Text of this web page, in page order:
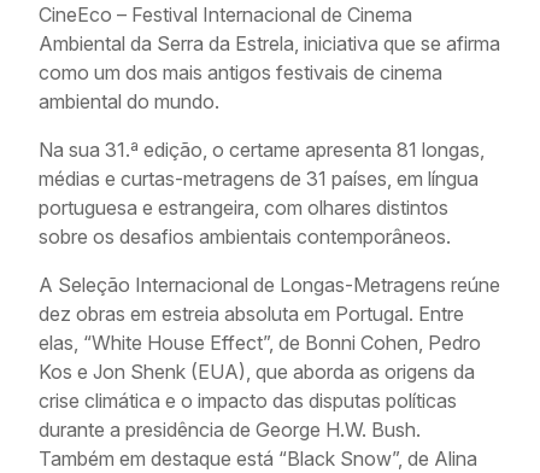
CineEco – Festival Internacional de Cinema
Ambiental da Serra da Estrela, iniciativa que se afirma
como um dos mais antigos festivais de cinema
ambiental do mundo.
Na sua 31.ª edição, o certame apresenta 81 longas,
médias e curtas-metragens de 31 países, em língua
portuguesa e estrangeira, com olhares distintos
sobre os desafios ambientais contemporâneos.
A Seleção Internacional de Longas-Metragens reúne
dez obras em estreia absoluta em Portugal. Entre
elas, “White House Effect”, de Bonni Cohen, Pedro
Kos e Jon Shenk (EUA), que aborda as origens da
crise climática e o impacto das disputas políticas
durante a presidência de George H.W. Bush.
Também em destaque está “Black Snow”, de Alina